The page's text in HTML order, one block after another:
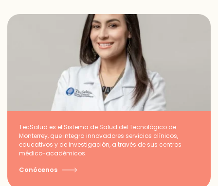
TecSalud es el Sistema de Salud del Tecnológico de
Monterrey, que integra innovadores servicios clínicos,
educativos y de investigación, a través de sus centros
médico-académicos.
Conócenos